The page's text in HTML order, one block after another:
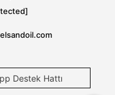
Destek Hattı